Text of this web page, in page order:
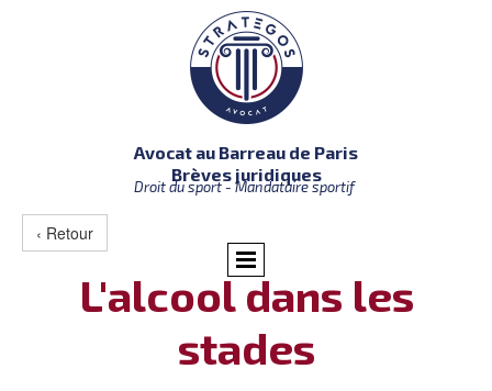
Avocat au Barreau de Paris
Droit du sport - Mandataire sportif
Brèves juridiques
‹ Retour
L'alcool dans les
stades